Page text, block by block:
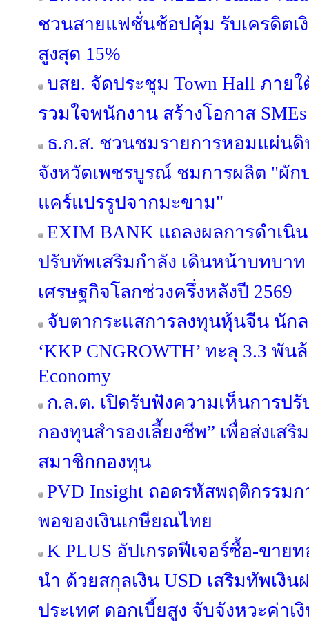
ชวนสายแฟชั่นช้อปคุ้ม รับเครดิตเ
สูงสุด 15%
บสย. จัดประชุม Town Hall ภายใ
รวมใจพนักงาน สร้างโอกาส
ธ.ก.ส. ชวนชมรายการหอมแผ่นดิ
จังหวัดเพชรบูรณ์ ชมการผลิต "ผัก
แคร์แปรรูปจากมะขาม"
EXIM BANK แถลงผลการดำเนิ
ปรับทัพเสริมกำลัง เดินหน้าบทบาท
เศรษฐกิจโลกช่วงครึ่งหลังปี 2569
จับตากระแสการลงทุนหุ้นจีน นัก
‘KKP CNGROWTH’ ทะลุ 3.3 พั
Economy
ก.ล.ต. เปิดรับฟังความเห็นการปรั
กองทุนสำรองเลี้ยงชีพ” เพื่อส่งเส
สมาชิกกองทุน
PVD Insight ถอดรหัสพฤติกรรม
พอของเงินเกษียณไทย
K PLUS อัปเกรดฟีเจอร์ซื้อ-ขาย
นำ ด้วยสกุลเงิน USD เสริมทัพเงิน
ประเทศ ดอกเบี้ยสูง จับจังหวะค่าเ